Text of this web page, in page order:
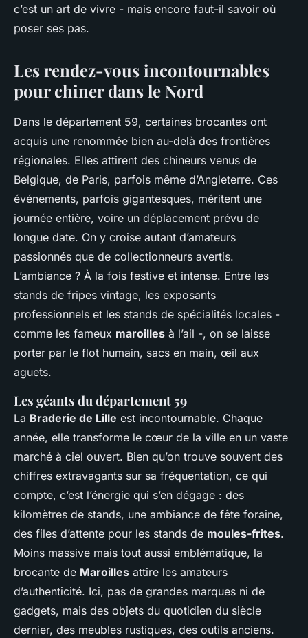
c’est un art de vivre - mais encore faut-il savoir où
poser ses pas.
Les rendez-vous incontournables
pour chiner dans le Nord
Dans le département 59, certaines brocantes ont
acquis une renommée bien au-delà des frontières
régionales. Elles attirent des chineurs venus de
Belgique, de Paris, parfois même d’Angleterre. Ces
événements, parfois gigantesques, méritent une
journée entière, voire un déplacement prévu de
longue date. On y croise autant d’amateurs
passionnés que de collectionneurs avertis.
L’ambiance ? À la fois festive et intense. Entre les
stands de fripes vintage, les exposants
professionnels et les stands de spécialités locales -
comme les fameux maroilles à l’ail -, on se laisse
porter par le flot humain, sacs en main, œil aux
aguets.
Les géants du département 59
La Braderie de Lille est incontournable. Chaque
année, elle transforme le cœur de la ville en un vaste
marché à ciel ouvert. Bien qu’on trouve souvent des
chiffres extravagants sur sa fréquentation, ce qui
compte, c’est l’énergie qui s’en dégage : des
kilomètres de stands, une ambiance de fête foraine,
des files d’attente pour les stands de moules-frites.
Moins massive mais tout aussi emblématique, la
brocante de Maroilles attire les amateurs
d’authenticité. Ici, pas de grandes marques ni de
gadgets, mais des objets du quotidien du siècle
dernier, des meubles rustiques, des outils anciens.